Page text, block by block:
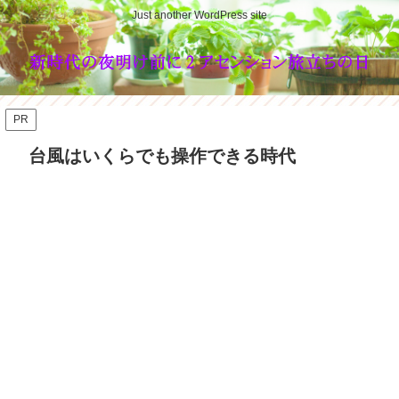
Just another WordPress site
PR
台風はいくらでも操作できる時代